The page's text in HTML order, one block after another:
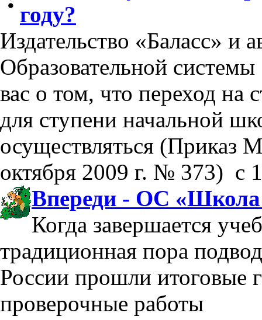
году?
Издательство «Баласс» и
Образовательной
вас о том, что переход на
для ступени начальной
осуществляться
октября 2009 г. № 373) с
Впереди - ОС «Школа
Когда завершается
традиционная пора
России прошли итоговые
проверочные работы